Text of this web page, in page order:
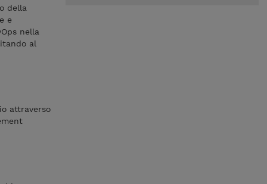
della
e
nella
al
attraverso